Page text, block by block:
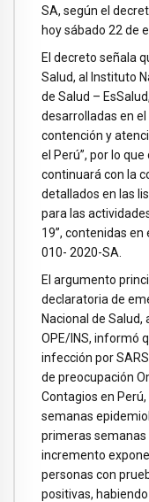
SA, según el
hoy sábado 22 de
El decreto señala
Salud, al Instituto
de Salud –
desarrolladas en el
contención y
el Perú”, por lo
continuará con la
detallados en las
para las
19”, contenidas en
010- 2020-SA.
El argumento
declaratoria de
Nacional de Salud,
OPE/INS, informó
infección por
de preocupación
Contagios en
semanas
primeras semanas
incremento
personas con
positivas,